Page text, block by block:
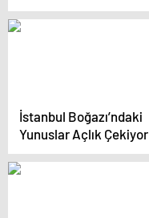
İstanbul Boğazı’ndaki
Yunuslar Açlık Çekiyor